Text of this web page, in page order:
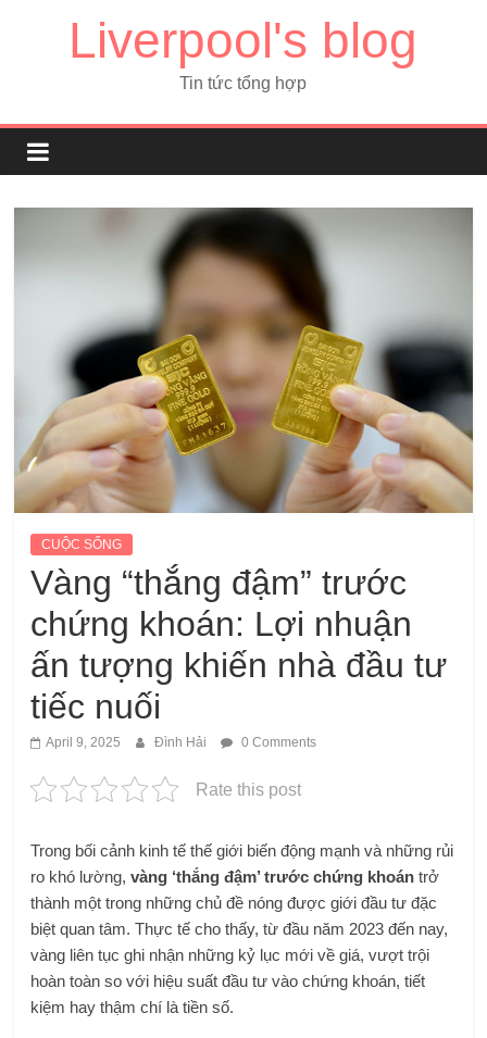
Liverpool's blog
Tin tức tổng hợp
CUỘC SỐNG
Vàng “thắng đậm” trước
chứng khoán: Lợi nhuận
ấn tượng khiến nhà đầu tư
tiếc nuối
April 9, 2025 Đình Hải 0 Comments
Rate this post
Trong bối cảnh kinh tế thế giới biến động mạnh và những rủi
ro khó lường,vàng ‘thắng đậm’ trước chứng khoán trở
thành một trong những chủ đề nóng được giới đầu tư đặc
biệt quan tâm. Thực tế cho thấy, từ đầu năm 2023 đến nay,
vàng liên tục ghi nhận những kỷ lục mới về giá, vượt trội
hoàn toàn so với hiệu suất đầu tư vào chứng khoán, tiết
kiệm hay thậm chí là tiền số.